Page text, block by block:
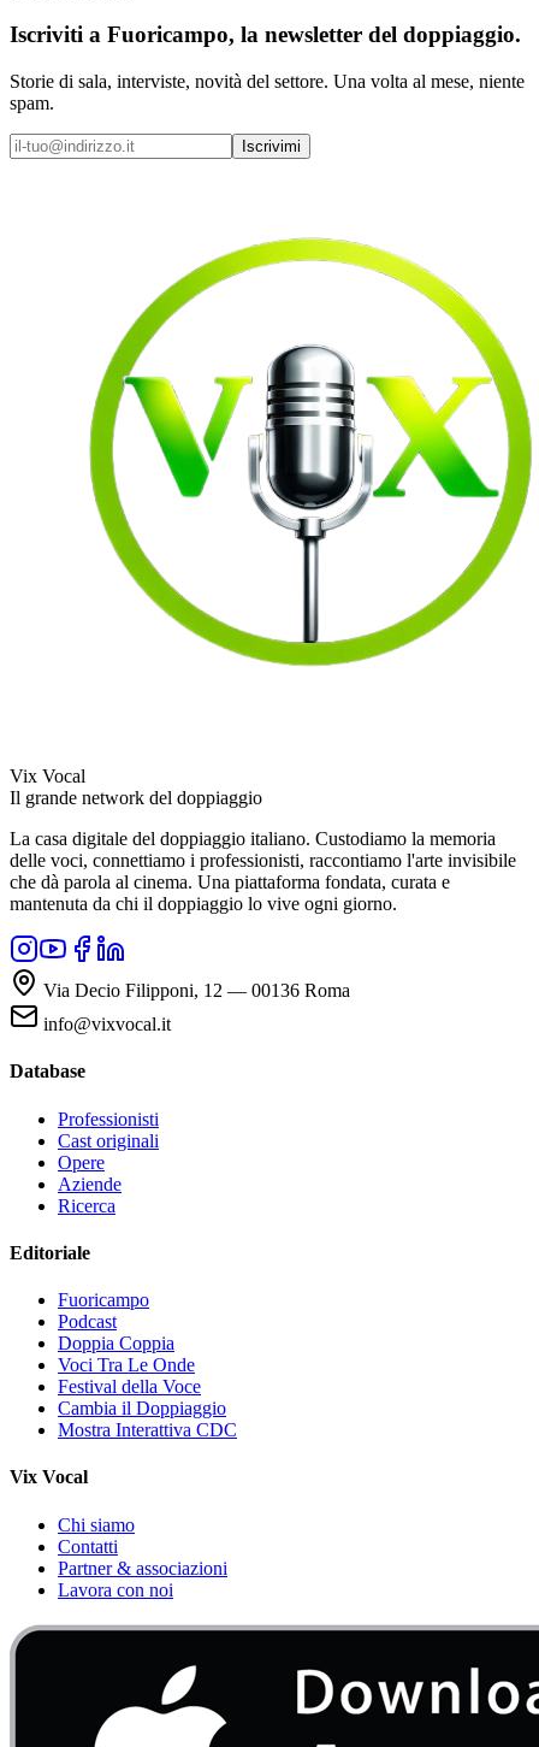
Iscriviti a Fuoricampo, la newsletter del doppiaggio.
Storie di sala, interviste, novità del settore. Una volta al mese, niente
spam.
Iscrivimi
Vix Vocal
Il grande network del doppiaggio
La casa digitale del doppiaggio italiano. Custodiamo la memoria
delle voci, connettiamo i professionisti, raccontiamo l'arte invisibile
che dà parola al cinema. Una piattaforma fondata, curata e
mantenuta da chi il doppiaggio lo vive ogni giorno.
Via Decio Filipponi, 12 — 00136 Roma
info@vixvocal.it
Database
Professionisti
Cast originali
Opere
Aziende
Ricerca
Editoriale
Fuoricampo
Podcast
Doppia Coppia
Voci Tra Le Onde
Festival della Voce
Cambia il Doppiaggio
Mostra Interattiva CDC
Vix Vocal
Chi siamo
Contatti
Partner & associazioni
Lavora con noi